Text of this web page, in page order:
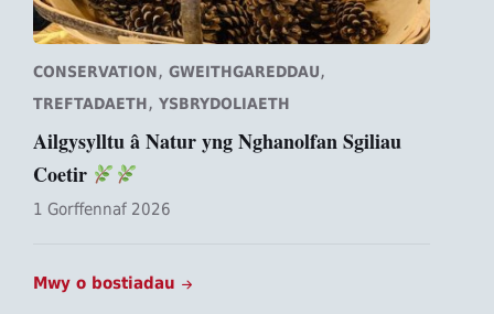
CONSERVATION, GWEITHGAREDDAU,
TREFTADAETH, YSBRYDOLIAETH
Ailgysylltu â Natur yng Nghanolfan Sgiliau
Coetir
1 Gorffennaf 2026
Mwy o bostiadau